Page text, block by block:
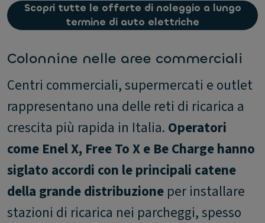
Scopri tutte le offerte di noleggio a lungo
termine di auto elettriche
Colonnine nelle aree commerciali
Centri commerciali, supermercati e outlet
rappresentano una delle reti di ricarica a
crescita più rapida in Italia. Operatori
come Enel X, Free To X e Be Charge hanno
siglato accordi con le principali catene
della grande distribuzione per installare
stazioni di ricarica nei parcheggi, spesso